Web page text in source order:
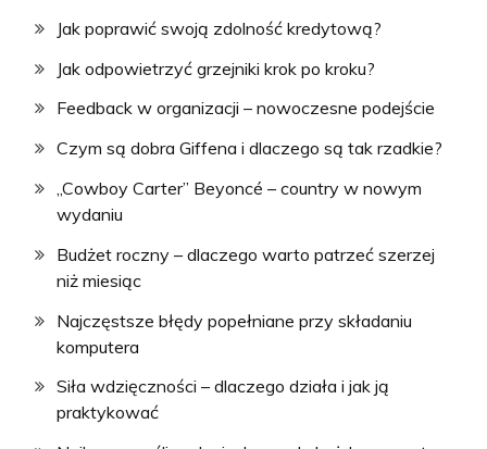
Jak poprawić swoją zdolność kredytową?
Jak odpowietrzyć grzejniki krok po kroku?
Feedback w organizacji – nowoczesne podejście
Czym są dobra Giffena i dlaczego są tak rzadkie?
„Cowboy Carter” Beyoncé – country w nowym
wydaniu
Budżet roczny – dlaczego warto patrzeć szerzej
niż miesiąc
Najczęstsze błędy popełniane przy składaniu
komputera
Siła wdzięczności – dlaczego działa i jak ją
praktykować